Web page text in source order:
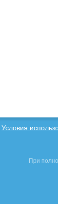
Условия
При